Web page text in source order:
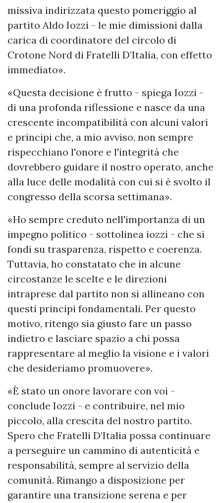
missiva indirizzata questo pomeriggio al
partito Aldo Iozzi - le mie dimissioni dalla
carica di coordinatore del circolo di
Crotone Nord di Fratelli D’Italia, con effetto
immediato».
«Questa decisione è frutto - spiega Iozzi -
di una profonda riflessione e nasce da una
crescente incompatibilità con alcuni valori
e principi che, a mio avviso, non sempre
rispecchiano l'onore e l'integrità che
dovrebbero guidare il nostro operato, anche
alla luce delle modalità con cui si è svolto il
congresso della scorsa settimana».
«Ho sempre creduto nell'importanza di un
impegno politico - sottolinea iozzi - che si
fondi su trasparenza, rispetto e coerenza.
Tuttavia, ho constatato che in alcune
circostanze le scelte e le direzioni
intraprese dal partito non si allineano con
questi principi fondamentali. Per questo
motivo, ritengo sia giusto fare un passo
indietro e lasciare spazio a chi possa
rappresentare al meglio la visione e i valori
che desideriamo promuovere».
«È stato un onore lavorare con voi -
conclude Iozzi - e contribuire, nel mio
piccolo, alla crescita del nostro partito.
Spero che Fratelli D’Italia possa continuare
a perseguire un cammino di autenticità e
responsabilità, sempre al servizio della
comunità. Rimango a disposizione per
garantire una transizione serena e per